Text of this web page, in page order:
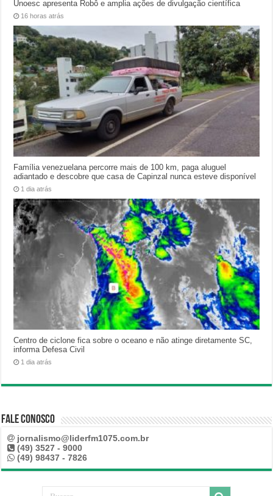
Unoesc apresenta Robô e amplia ações de divulgação científica
16 horas atrás
Família venezuelana percorre mais de 100 km, paga aluguel
adiantado e descobre que casa de Capinzal nunca esteve disponível
1 dia atrás
Centro de ciclone fica sobre o oceano e não atinge diretamente SC,
informa Defesa Civil
1 dia atrás
Fale Conosco
jornalismo@liderfm1075.com.br
(49) 3527 - 9000
(49) 98437 - 7826